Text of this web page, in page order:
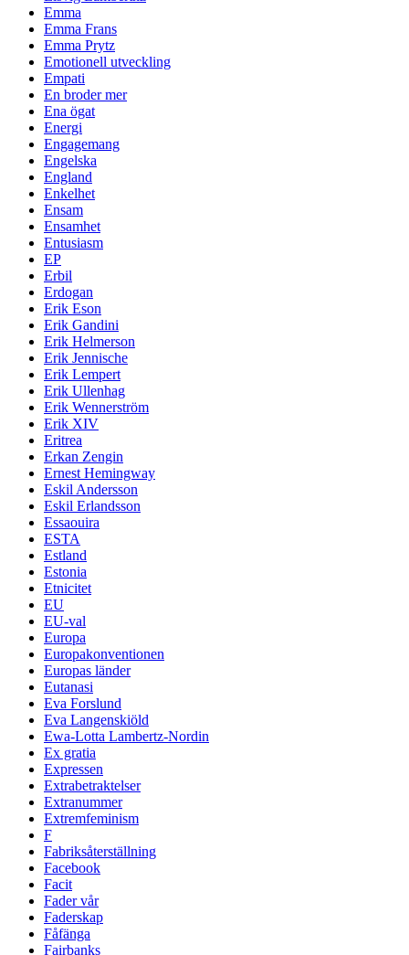
Emma
Emma Frans
Emma Prytz
Emotionell utveckling
Empati
En broder mer
Ena ögat
Energi
Engagemang
Engelska
England
Enkelhet
Ensam
Ensamhet
Entusiasm
EP
Erbil
Erdogan
Erik Eson
Erik Gandini
Erik Helmerson
Erik Jennische
Erik Lempert
Erik Ullenhag
Erik Wennerström
Erik XIV
Eritrea
Erkan Zengin
Ernest Hemingway
Eskil Andersson
Eskil Erlandsson
Essaouira
ESTA
Estland
Estonia
Etnicitet
EU
EU-val
Europa
Europakonventionen
Europas länder
Eutanasi
Eva Forslund
Eva Langenskiöld
Ewa-Lotta Lambertz-Nordin
Ex gratia
Expressen
Extrabetraktelser
Extranummer
Extremfeminism
F
Fabriksåterställning
Facebook
Facit
Fader vår
Faderskap
Fåfänga
Fairbanks